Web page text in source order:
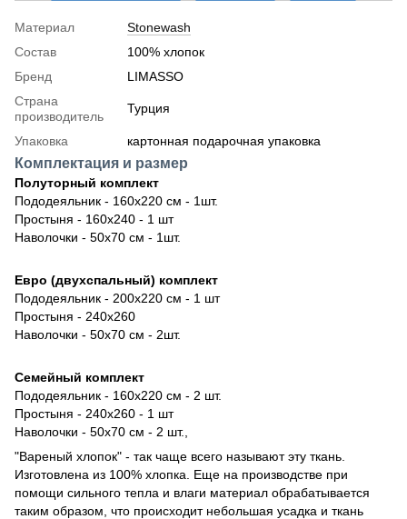
Материал
Stonewash
Состав
100% хлопок
Бренд
LIMASSO
Страна
производитель
Турция
Упаковка картонная подарочная упаковка
Комплектация и размер
Полуторный комплект
Пододеяльник - 160х220 см - 1шт.
Простыня - 160х240 - 1 шт
Наволочки - 50х70 см - 1шт.
Евро (двухспальный) комплект
Пододеяльник - 200х220 см - 1 шт
Простыня - 240х260
Наволочки - 50х70 см - 2шт.
Семейный комплект
Пододеяльник - 160х220 см - 2 шт.
Простыня - 240х260 - 1 шт
​​Наволочки - 50х70 см - 2 шт.,
"Вареный хлопок" - так чаще всего называют эту ткань.
Изготовлена из 100% хлопка. Еще на производстве при
помощи сильного тепла и влаги материал обрабатывается
таким образом, что происходит небольшая усадка и ткань